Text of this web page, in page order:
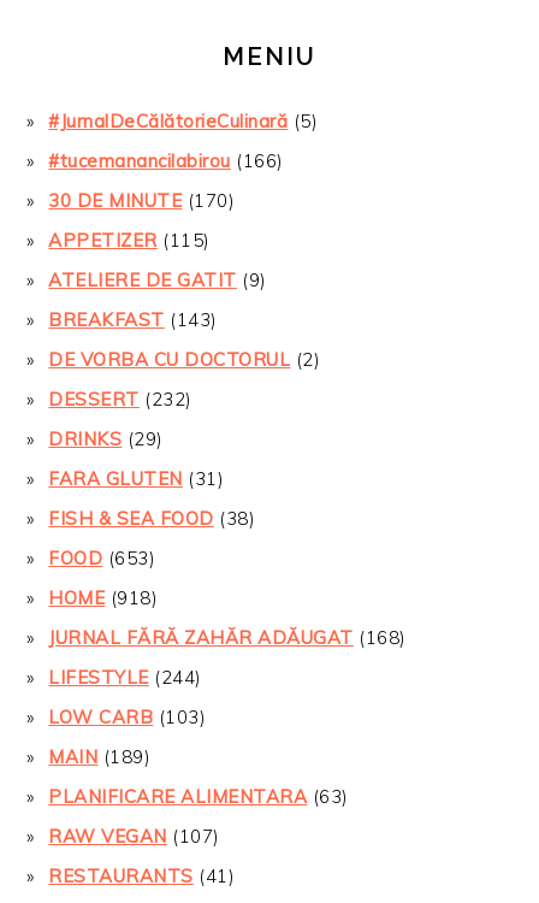
MENIU
#JurnalDeCălătorieCulinară (5)
#tucemanancilabirou (166)
30 DE MINUTE(170)
APPETIZER(115)
ATELIERE DE GATIT (9)
BREAKFAST (143)
DE VORBA CU DOCTORUL (2)
DESSERT (232)
DRINKS (29)
FARA GLUTEN (31)
FISH & SEA FOOD (38)
FOOD (653)
HOME(918)
JURNAL FĂRĂ ZAHĂR ADĂUGAT (168)
LIFESTYLE(244)
LOW CARB (103)
MAIN (189)
PLANIFICARE ALIMENTARA(63)
RAW VEGAN (107)
RESTAURANTS (41)